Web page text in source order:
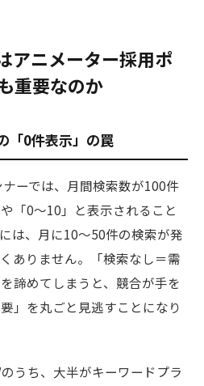
アニメーター採用ポ
重要なのか
「0件表示」の罠
ーでは、月間検索数が100件
「0〜10」と表示されること
は、月に10〜50件の検索が発
ありません。「検索なし＝需
諦めてしまうと、競合が手を
」を丸ごと見逃すことになり
うち、大半がキーワードプラ